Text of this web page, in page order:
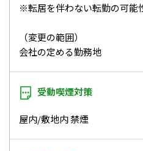
※転居を伴わない転勤の可能
（変更の範囲）
会社の定める勤務地
受動喫煙対策
屋内/敷地内 禁煙